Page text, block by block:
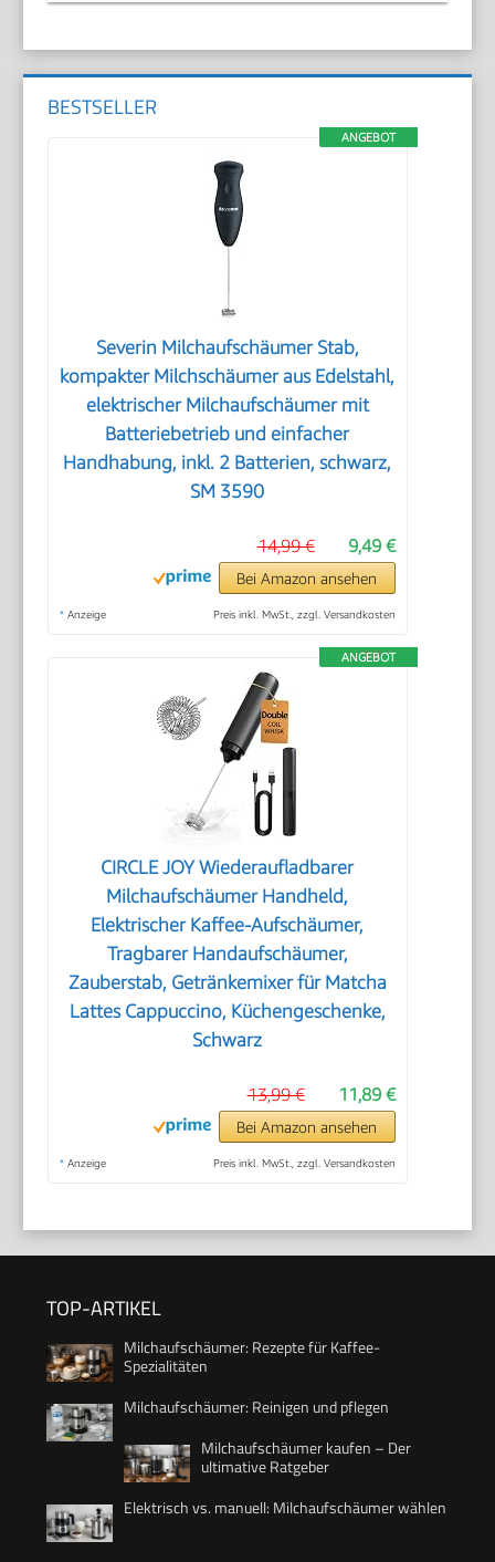
BESTSELLER
ANGEBOT
Severin Milchaufschäumer Stab,
kompakter Milchschäumer aus Edelstahl,
elektrischer Milchaufschäumer mit
Batteriebetrieb und einfacher
Handhabung, inkl. 2 Batterien, schwarz,
SM 3590
9,49 €
14,99 €
Bei Amazon ansehen
* Anzeige Preis inkl. MwSt., zzgl. Versandkosten
ANGEBOT
CIRCLE JOY Wiederaufladbarer
Milchaufschäumer Handheld,
Elektrischer Kaffee-Aufschäumer,
Tragbarer Handaufschäumer,
Zauberstab, Getränkemixer für Matcha
Lattes Cappuccino, Küchengeschenke,
Schwarz
11,89 €
13,99 €
Bei Amazon ansehen
* Anzeige Preis inkl. MwSt., zzgl. Versandkosten
TOP-ARTIKEL
Milchaufschäumer: Rezepte für Kaffee-
Spezialitäten
Milchaufschäumer: Reinigen und pflegen
Milchaufschäumer kaufen – Der
ultimative Ratgeber
Elektrisch vs. manuell: Milchaufschäumer wählen